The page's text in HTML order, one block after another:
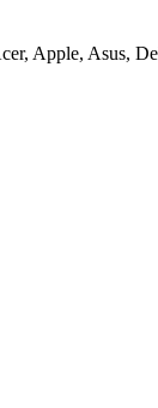
Apple, Asus,